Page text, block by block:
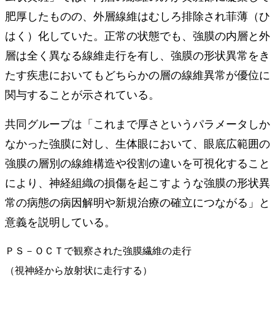
肥厚したものの、外層線維はむしろ排除され菲薄（ひ
はく）化していた。正常の状態でも、強膜の内層と外
層は全く異なる線維走行を有し、強膜の形状異常をき
たす疾患においてもどちらかの層の線維異常が優位に
関与することが示されている。
共同グループは「これまで厚さというパラメータしか
なかった強膜に対し、生体眼において、眼底広範囲の
強膜の層別の線維構造や役割の違いを可視化すること
により、神経組織の損傷を起こすような強膜の形状異
常の病態の病因解明や新規治療の確立につながる」と
意義を説明している。
ＰＳ－ＯＣＴで観察された強膜繊維の走行
（視神経から放射状に走行する）